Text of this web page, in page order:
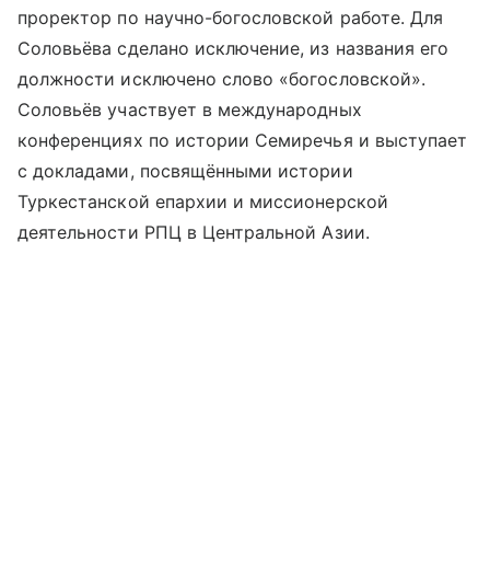
проректор по научно-богословской работе. Для
Соловьёва сделано исключение, из названия его
должности исключено слово «богословской».
Соловьёв участвует в международных
конференциях по истории Семиречья и выступает
с докладами, посвящёнными истории
Туркестанской епархии и миссионерской
деятельности РПЦ в Центральной Азии.